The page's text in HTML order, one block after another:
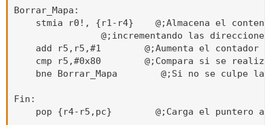
Borrar_Mapa:
stmia r0!, {r1-r4}    @;Almacena el
@;incrementando las
add r5,r5,#1        @;Aumenta el contador
cmp r5,#0x80        @;Compara si se
bne Borrar_Mapa        @;Si no se culpe
Fin:
pop {r4-r5,pc}        @;Carga el puntero